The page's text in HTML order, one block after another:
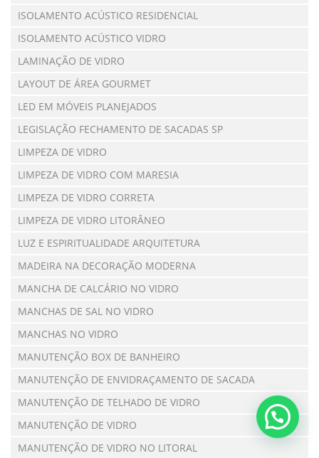
ISOLAMENTO ACÚSTICO RESIDENCIAL
ISOLAMENTO ACÚSTICO VIDRO
LAMINAÇÃO DE VIDRO
LAYOUT DE ÁREA GOURMET
LED EM MÓVEIS PLANEJADOS
LEGISLAÇÃO FECHAMENTO DE SACADAS SP
LIMPEZA DE VIDRO
LIMPEZA DE VIDRO COM MARESIA
LIMPEZA DE VIDRO CORRETA
LIMPEZA DE VIDRO LITORÂNEO
LUZ E ESPIRITUALIDADE ARQUITETURA
MADEIRA NA DECORAÇÃO MODERNA
MANCHA DE CALCÁRIO NO VIDRO
MANCHAS DE SAL NO VIDRO
MANCHAS NO VIDRO
MANUTENÇÃO BOX DE BANHEIRO
MANUTENÇÃO DE ENVIDRAÇAMENTO DE SACADA
MANUTENÇÃO DE TELHADO DE VIDRO
MANUTENÇÃO DE VIDRO
MANUTENÇÃO DE VIDRO NO LITORAL